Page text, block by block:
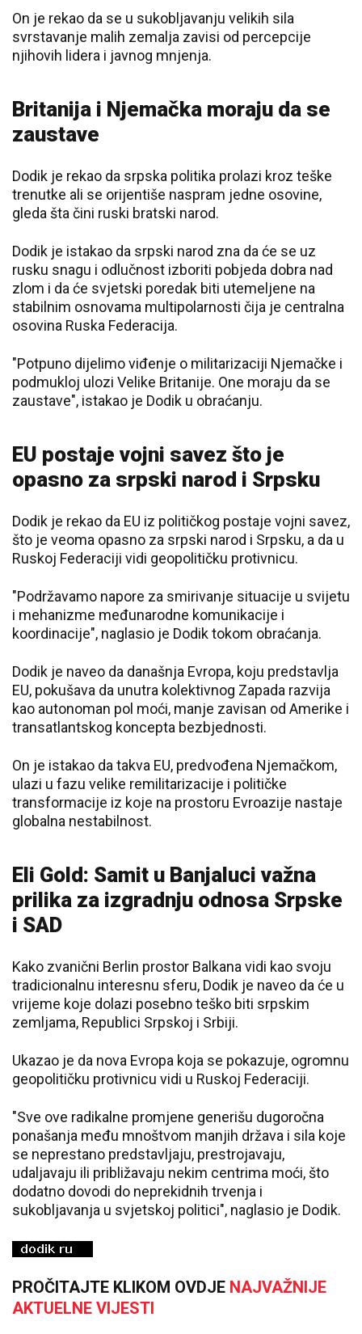
On je rekao da se u sukobljavanju velikih sila
svrstavanje malih zemalja zavisi od percepcije
njihovih lidera i javnog mnjenja.
Britanija i Njemačka moraju da se
zaustave
Dodik je rekao da srpska politika prolazi kroz teške
trenutke ali se orijentiše naspram jedne osovine,
gleda šta čini ruski bratski narod.
Dodik je istakao da srpski narod zna da će se uz
rusku snagu i odlučnost izboriti pobjeda dobra nad
zlom i da će svjetski poredak biti utemeljene na
stabilnim osnovama multipolarnosti čija je centralna
osovina Ruska Federacija.
"Potpuno dijelimo viđenje o militarizaciji Njemačke i
podmukloj ulozi Velike Britanije. One moraju da se
zaustave", istakao je Dodik u obraćanju.
EU postaje vojni savez što je
opasno za srpski narod i Srpsku
Dodik je rekao da EU iz političkog postaje vojni savez,
što je veoma opasno za srpski narod i Srpsku, a da u
Ruskoj Federaciji vidi geopolitičku protivnicu.
"Podržavamo napore za smirivanje situacije u svijetu
i mehanizme međunarodne komunikacije i
koordinacije", naglasio je Dodik tokom obraćanja.
Dodik je naveo da današnja Evropa, koju predstavlja
EU, pokušava da unutra kolektivnog Zapada razvija
kao autonoman pol moći, manje zavisan od Amerike i
transatlantskog koncepta bezbjednosti.
On je istakao da takva EU, predvođena Njemačkom,
ulazi u fazu velike remilitarizacije i političke
transformacije iz koje na prostoru Evroazije nastaje
globalna nestabilnost.
Eli Gold: Samit u Banjaluci važna
prilika za izgradnju odnosa Srpske
i SAD
Kako zvanični Berlin prostor Balkana vidi kao svoju
tradicionalnu interesnu sferu, Dodik je naveo da će u
vrijeme koje dolazi posebno teško biti srpskim
zemljama, Republici Srpskoj i Srbiji.
Ukazao je da nova Evropa koja se pokazuje, ogromnu
geopolitičku protivnicu vidi u Ruskoj Federaciji.
"Sve ove radikalne promjene generišu dugoročna
ponašanja među mnoštvom manjih država i sila koje
se neprestano predstavljaju, prestrojavaju,
udaljavaju ili približavaju nekim centrima moći, što
dodatno dovodi do neprekidnih trvenja i
sukobljavanja u svjetskoj politici", naglasio je Dodik.
PROČITAJTE KLIKOM OVDJE NAJVAŽNIJE
AKTUELNE VIJESTI